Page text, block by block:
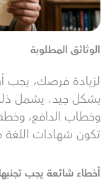
الوثائق المطلوبة
لزيادة فرصك، يجب
بشكل جيد. يشمل
وخطاب الدافع، وخطة
تكون شهادات اللغة
أخطاء شائعة يجب تجنبها